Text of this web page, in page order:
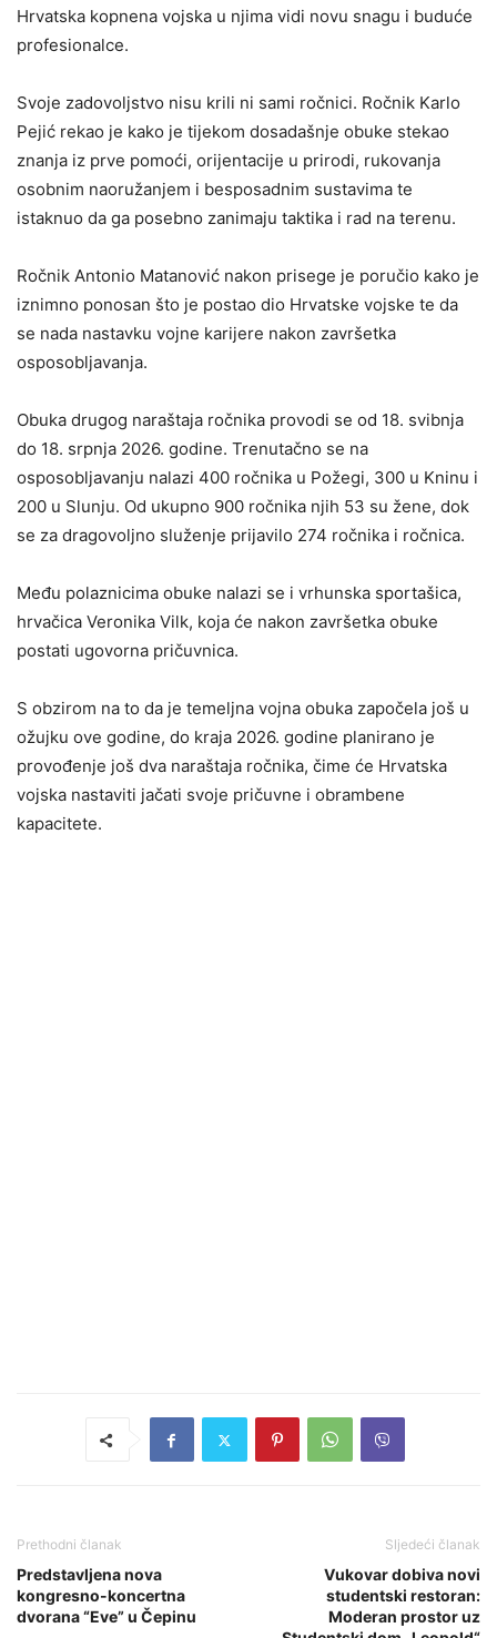
Hrvatska kopnena vojska u njima vidi novu snagu i buduće
profesionalce.
Svoje zadovoljstvo nisu krili ni sami ročnici. Ročnik Karlo
Pejić rekao je kako je tijekom dosadašnje obuke stekao
znanja iz prve pomoći, orijentacije u prirodi, rukovanja
osobnim naoružanjem i besposadnim sustavima te
istaknuo da ga posebno zanimaju taktika i rad na terenu.
Ročnik Antonio Matanović nakon prisege je poručio kako je
iznimno ponosan što je postao dio Hrvatske vojske te da
se nada nastavku vojne karijere nakon završetka
osposobljavanja.
Obuka drugog naraštaja ročnika provodi se od 18. svibnja
do 18. srpnja 2026. godine. Trenutačno se na
osposobljavanju nalazi 400 ročnika u Požegi, 300 u Kninu i
200 u Slunju. Od ukupno 900 ročnika njih 53 su žene, dok
se za dragovoljno služenje prijavilo 274 ročnika i ročnica.
Među polaznicima obuke nalazi se i vrhunska sportašica,
hrvačica Veronika Vilk, koja će nakon završetka obuke
postati ugovorna pričuvnica.
S obzirom na to da je temeljna vojna obuka započela još u
ožujku ove godine, do kraja 2026. godine planirano je
provođenje još dva naraštaja ročnika, čime će Hrvatska
vojska nastaviti jačati svoje pričuvne i obrambene
kapacitete.
Prethodni članak
Predstavljena nova
kongresno-koncertna
dvorana “Eve” u Čepinu
Sljedeći članak
Vukovar dobiva novi
studentski restoran:
Moderan prostor uz